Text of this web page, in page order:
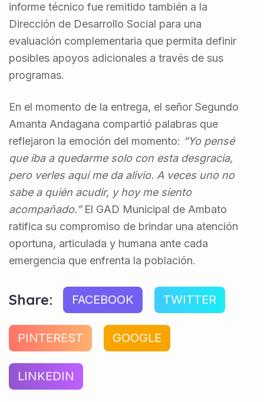
informe técnico fue remitido también a la
Dirección de Desarrollo Social para una
evaluación complementaria que permita definir
posibles apoyos adicionales a través de sus
programas.
En el momento de la entrega, el señor Segundo
Amanta Andagana compartió palabras que
reflejaron la emoción del momento: “Yo pensé
que iba a quedarme solo con esta desgracia,
pero verles aquí me da alivio. A veces uno no
sabe a quién acudir, y hoy me siento
acompañado.”El GAD Municipal de Ambato
ratifica su compromiso de brindar una atención
oportuna, articulada y humana ante cada
emergencia que enfrenta la población.
Share: FACEBOOK TWITTER
PINTEREST GOOGLE
LINKEDIN